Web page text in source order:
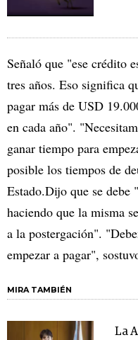
Señaló que "ese crédito
tres años. Eso significa
pagar más de USD
en cada año".
ganar tiempo para
posible los tiempos de
Estado.Dijo que se debe
haciendo que la misma
a la postergación".
empezar a pagar",
MIRA TAMBIÉN
La